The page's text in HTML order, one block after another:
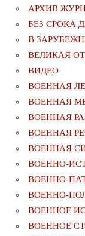
АРХИВ
БЕЗ СРОКА
В
ВЕЛИКАЯ
ВИДЕО
ВОЕННАЯ
ВОЕННАЯ
ВОЕННАЯ
ВОЕННАЯ
ВОЕННАЯ
ВОЕННО-
ВОЕННО-
ВОЕННО-
ВОЕННОЕ
ВОЕННОЕ